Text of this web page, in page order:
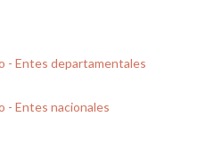
- Entes departamentales
- Entes nacionales